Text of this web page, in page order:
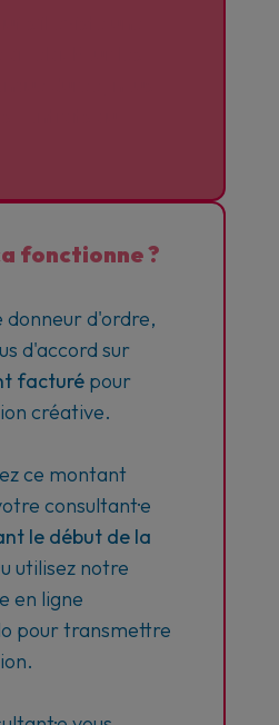
fonctionne ?
donneur d'ordre,
d'accord sur
facturé pour
créative.
ce montant
consultant·e
le début de la
utilisez notre
en ligne
pour transmettre